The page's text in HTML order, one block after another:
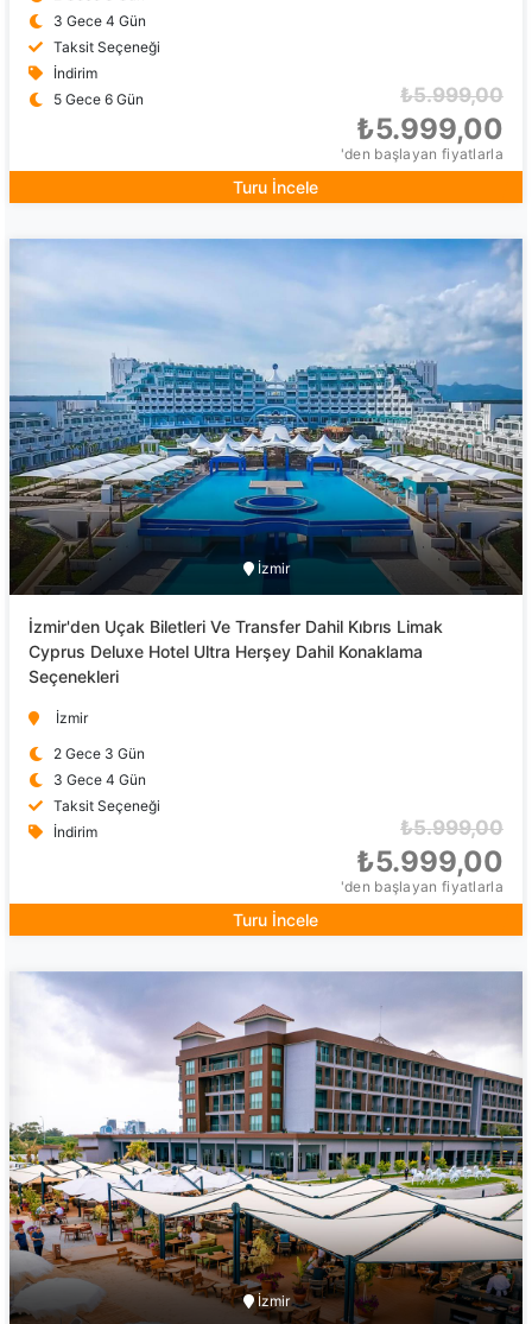
3 Gece 4 Gün
Taksit Seçeneği
İndirim
5 Gece 6 Gün
₺5.999,00
₺5.999,00
'den başlayan fiyatlarla
Turu İncele
İzmir
İzmir'den Uçak Biletleri Ve Transfer Dahil Kıbrıs Limak
Cyprus Deluxe Hotel Ultra Herşey Dahil Konaklama
Seçenekleri
İzmir
2 Gece 3 Gün
3 Gece 4 Gün
Taksit Seçeneği
İndirim
₺5.999,00
₺5.999,00
'den başlayan fiyatlarla
Turu İncele
İzmir